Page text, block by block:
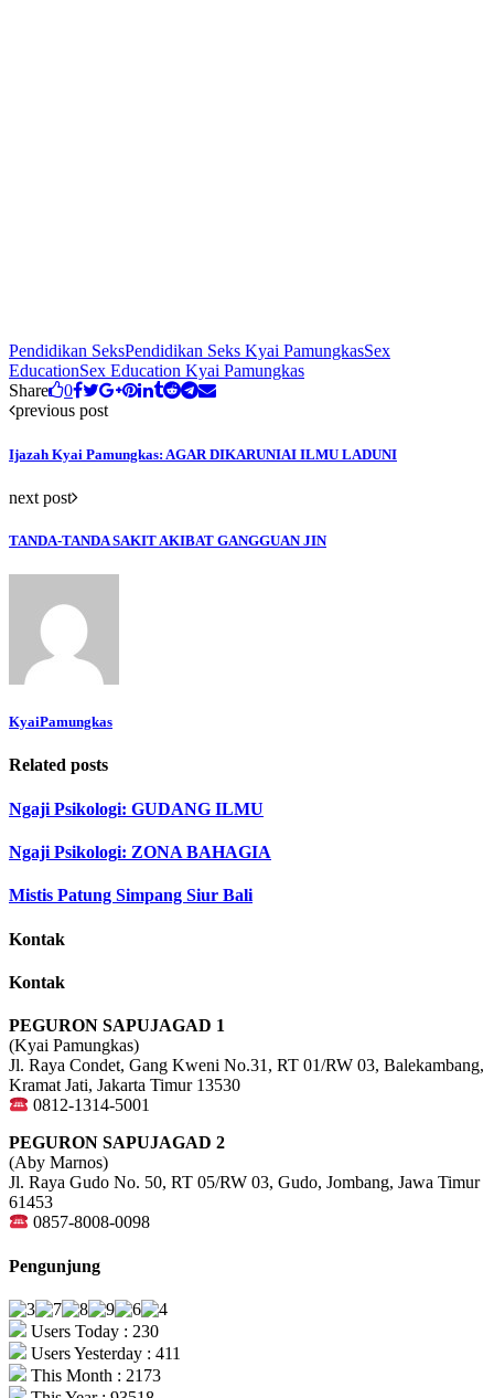
Pendidikan SeksPendidikan Seks Kyai PamungkasSex
EducationSex Education Kyai Pamungkas
Share
0
previous post
Ijazah Kyai Pamungkas: AGAR DIKARUNIAI ILMU LADUNI
next post
TANDA-TANDA SAKIT AKIBAT GANGGUAN JIN
KyaiPamungkas
Related posts
Ngaji Psikologi: GUDANG ILMU
Ngaji Psikologi: ZONA BAHAGIA
Mistis Patung Simpang Siur Bali
Kontak
Kontak
PEGURON SAPUJAGAD 1
(Kyai Pamungkas)
Jl. Raya Condet, Gang Kweni No.31, RT 01/RW 03, Balekambang,
Kramat Jati, Jakarta Timur 13530
0812-1314-5001
PEGURON SAPUJAGAD 2
(Aby Marnos)
Jl. Raya Gudo No. 50, RT 05/RW 03, Gudo, Jombang, Jawa Timur
61453
0857-8008-0098
Pengunjung
Users Today : 230
Users Yesterday : 411
This Month : 2173